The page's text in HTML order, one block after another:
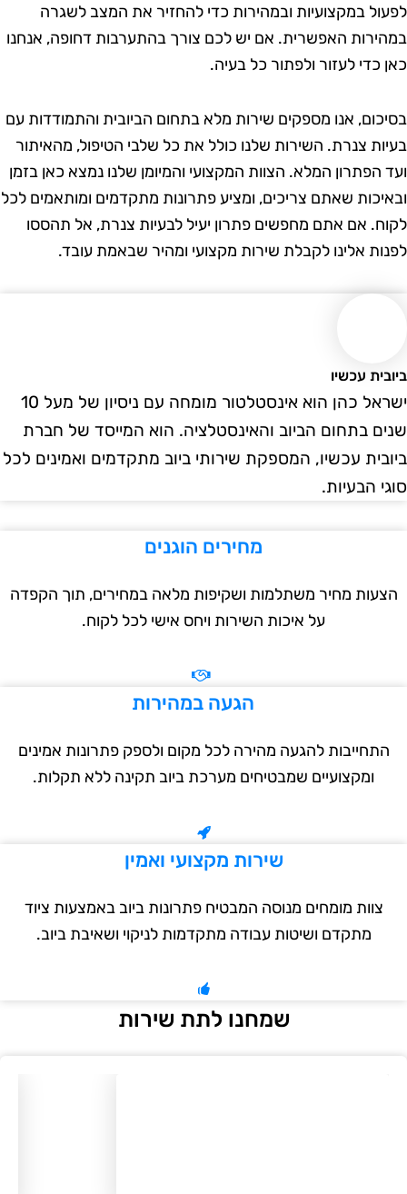
במקצועיות ובמהירות כדי להחזיר את המצב לשגרה
האפשרית. אם יש לכם צורך בהתערבות דחופה, אנחנו
כדי לעזור ולפתור כל בעיה.
אנו מספקים שירות מלא בתחום הביובית והתמודדות עם
צנרת. השירות שלנו כולל את כל שלבי הטיפול, מהאיתור
הפתרון המלא. הצוות המקצועי והמיומן שלנו נמצא כאן בזמן
שאתם צריכים, ומציע פתרונות מתקדמים ומותאמים לכל
אם אתם מחפשים פתרון יעיל לבעיות צנרת, אל תהססו
אלינו לקבלת שירות מקצועי ומהיר שבאמת עובד.
עכשיו
ישראל כהן הוא אינסטלטור מומחה עם ניסיון של מעל 10
בתחום הביוב והאינסטלציה. הוא המייסד של חברת
עכשיו, המספקת שירותי ביוב מתקדמים ואמינים לכל
הבעיות.
מחירים הוגנים
מחיר משתלמות ושקיפות מלאה במחירים, תוך הקפדה
על איכות השירות ויחס אישי לכל לקוח.
הגעה במהירות
להגעה מהירה לכל מקום ולספק פתרונות אמינים
ומקצועיים שמבטיחים מערכת ביוב תקינה ללא תקלות.
שירות מקצועי ואמין
צוות מומחים מנוסה המבטיח פתרונות ביוב באמצעות ציוד
מתקדם ושיטות עבודה מתקדמות לניקוי ושאיבת ביוב.
שמחנו לתת שירות